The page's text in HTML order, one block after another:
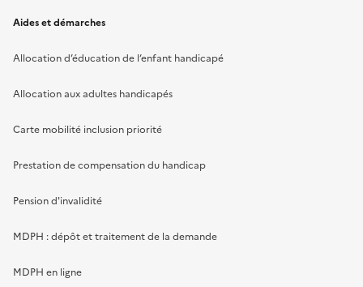
Aides et démarches
Allocation d’éducation de l’enfant handicapé
Allocation aux adultes handicapés
Carte mobilité inclusion priorité
Prestation de compensation du handicap
Pension d'invalidité
MDPH : dépôt et traitement de la demande
MDPH en ligne